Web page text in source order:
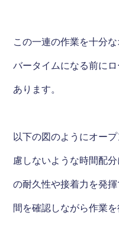
この一連の作業を十分
バータイムになる前に
あります。
以下の図のようにオー
慮しないような時間配
の耐久性や接着力を発
間を確認しながら作業